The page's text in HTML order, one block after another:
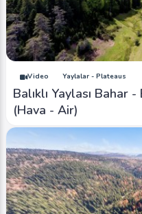
Video Yaylalar - Plateaus
Balıklı Yaylası Bahar
(Hava - Air)